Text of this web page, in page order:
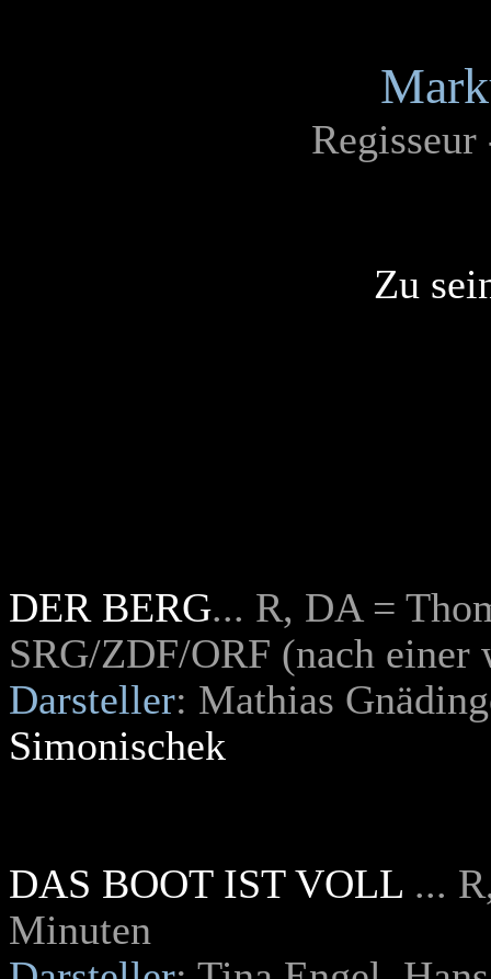
Zu
DER BERG... R, DA =
SRG/ZDF/ORF (nach einer
Darsteller: Mathias
Simonischek
DAS BOOT IST VOLL ...
Minuten